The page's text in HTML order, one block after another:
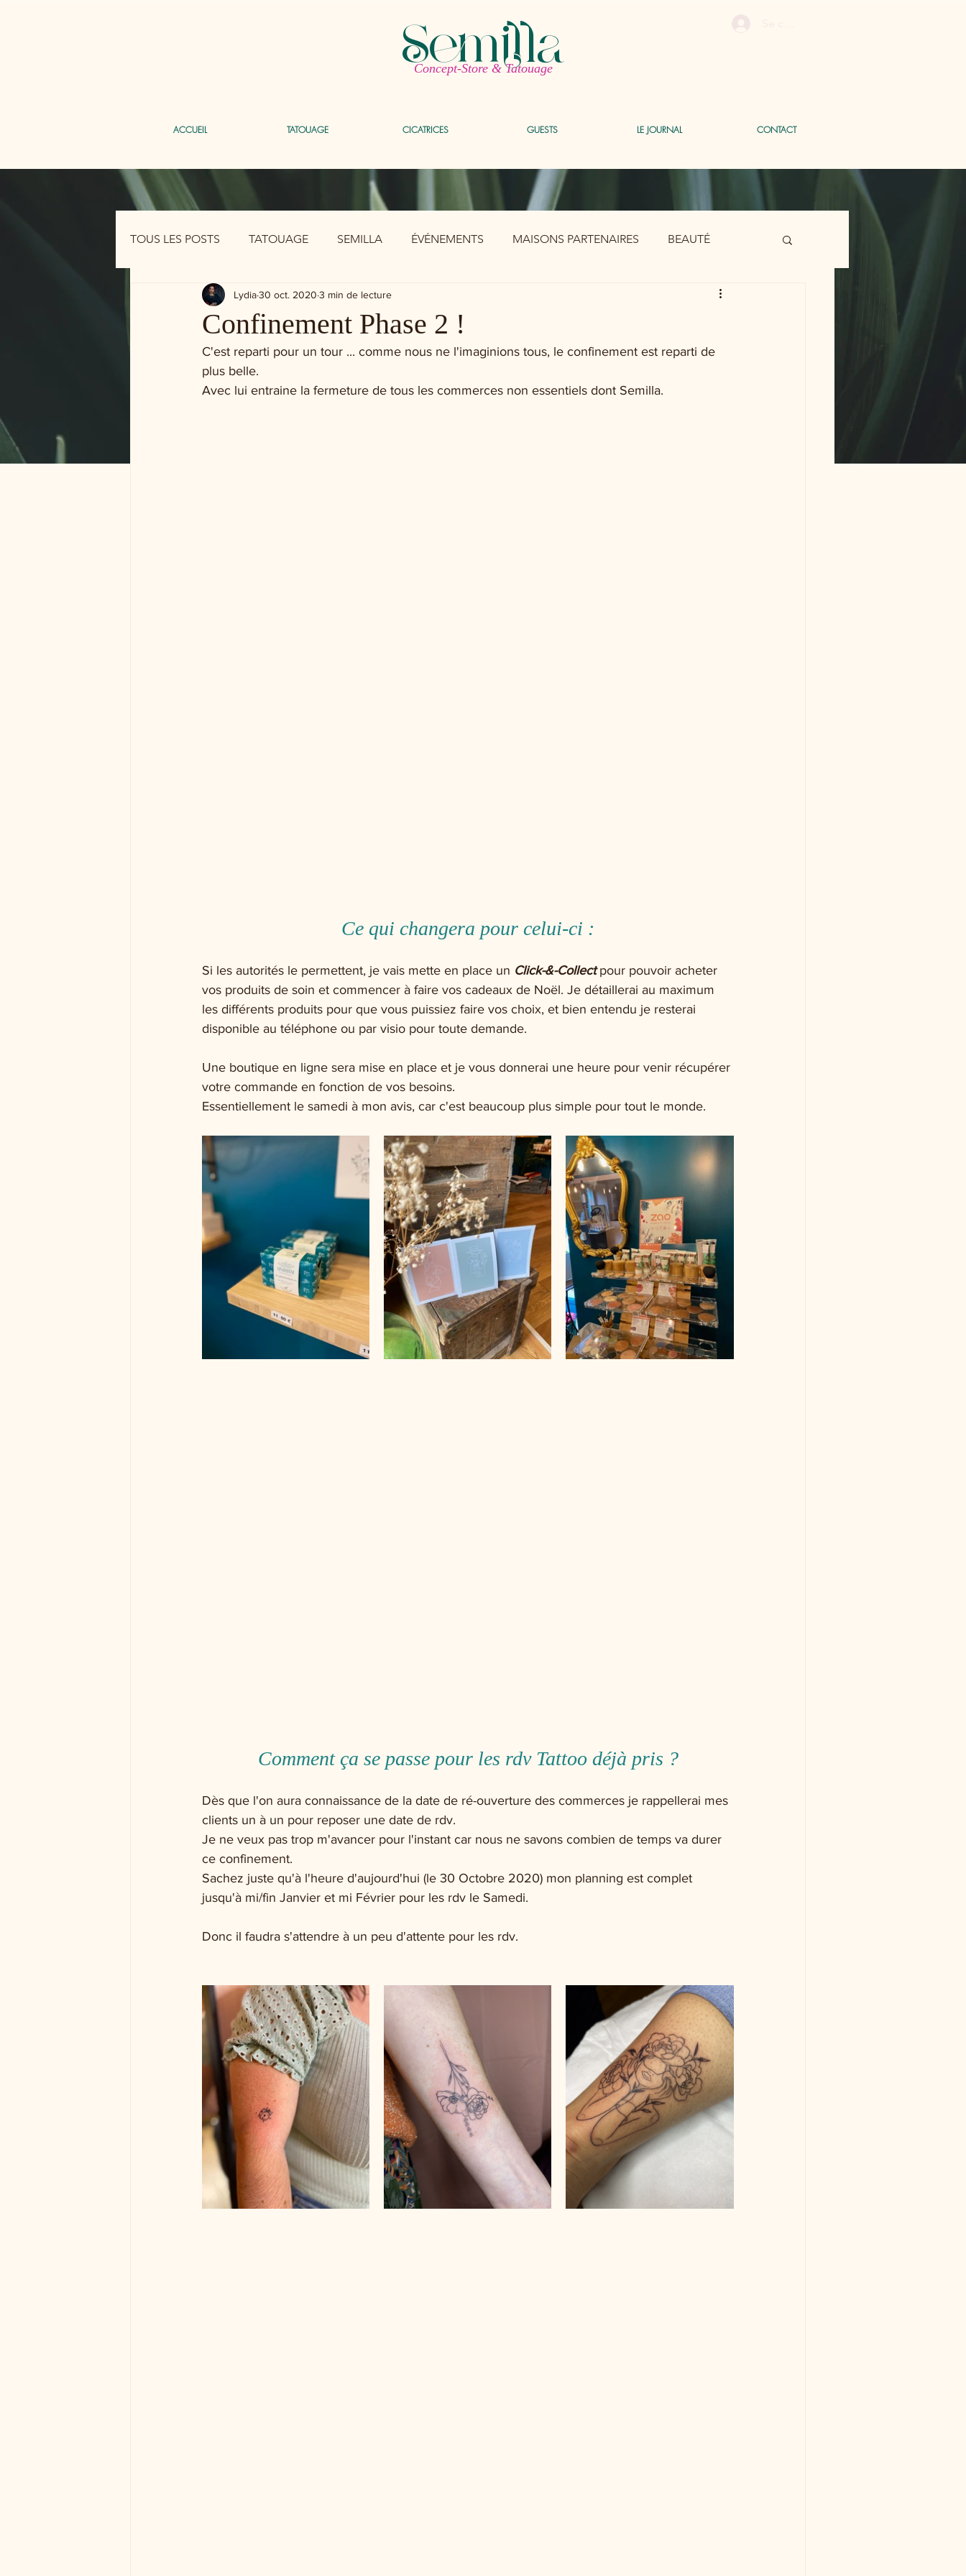
Semilla
Concept-Store & Tatouage
ACCUEIL TATOUAGE CICATRICES GUESTS LE JOURNAL CONTACT
TOUS LES POSTS TATOUAGE SEMILLA ÉVÉNEMENTS MAISONS PARTENAIRES BEAUTÉ
Confinement Phase 2 !
Lydia30 oct. 2020 3 min de lecture
C'est reparti pour un tour ... comme nous ne l'imaginions tous, le confinement est reparti de
plus belle.
Avec lui entraine la fermeture de tous les commerces non essentiels dont Semilla.
Ce qui changera pour celui-ci :
Si les autorités le permettent, je vais mette en place un Click-&-Collect pour pouvoir acheter
vos produits de soin et commencer à faire vos cadeaux de Noël. Je détaillerai au maximum
les différents produits pour que vous puissiez faire vos choix, et bien entendu je resterai
disponible au téléphone ou par visio pour toute demande.
Une boutique en ligne sera mise en place et je vous donnerai une heure pour venir récupérer
votre commande en fonction de vos besoins.
Essentiellement le samedi à mon avis, car c'est beaucoup plus simple pour tout le monde.
Comment ça se passe pour les rdv Tattoo déjà pris ?
Dès que l'on aura connaissance de la date de ré-ouverture des commerces je rappellerai mes
clients un à un pour reposer une date de rdv.
Je ne veux pas trop m'avancer pour l'instant car nous ne savons combien de temps va durer
ce confinement.
Sachez juste qu'à l'heure d'aujourd'hui (le 30 Octobre 2020) mon planning est complet
jusqu'à mi/fin Janvier et mi Février pour les rdv le Samedi.
Donc il faudra s'attendre à un peu d'attente pour les rdv.